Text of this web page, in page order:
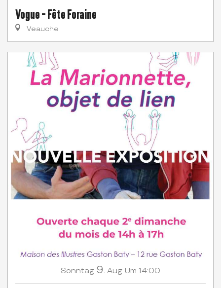
Vogue - Fête Foraine
Veauche
Sonntag 9. Aug Um 14:00